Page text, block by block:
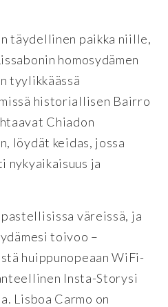
täydellinen paikka niille,
homosydämen
tyylikkäässä
historiallisen Bairro
Chiadon
löydät keidas, jossa
ja
väreissä, ja
toivoo –
huippunopeaan WiFi-
Insta-Storysi
Lisboa Carmo on